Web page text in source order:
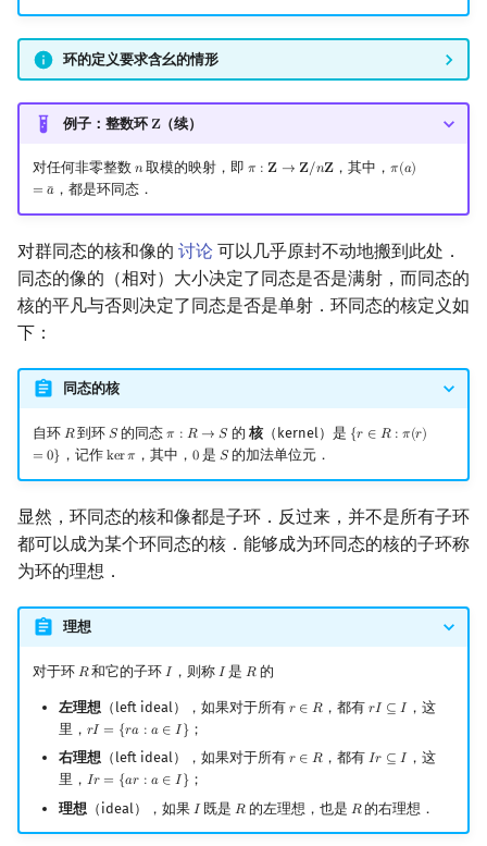
Powerful Number 筛
类欧几里德算法
Meissel–Lehmer 算法
连分数
二次域
Pell 方程
Prüfer 序列
最大团搜索算法
支配树
图上随机游走
环的定义要求含幺的情形
例子：整数环 𝐙
Z（续）
对任何非零整数 𝑛
n取模的映射，即𝜋 : 𝐙 → 𝐙/𝑛𝐙
π Z → Z/ nZ ，其中，𝜋(𝑎)
= ¯
𝑎
π(a)
，都是环同态．
对群同态的核和像的 讨论 可以几乎原封不动地搬到此处．
同态的像的（相对）大小决定了同态是否是满射，而同态的
核的平凡与否则决定了同态是否是单射．环同态的核定义如
下：
同态的核
自环 𝑅
R到环𝑆
S的同态𝜋 : 𝑅 → 𝑆
π R→ S 的 核（kernel）是 {𝑟 ∈ 𝑅 : 𝜋(𝑟)
= 0}
{r∈R :π( r )=0}
，记作 ker𝜋
kerπ ，其中， 0
0 是𝑆
S的加法单位元．
显然，环同态的核和像都是子环．反过来，并不是所有子环
都可以成为某个环同态的核．能够成为环同态的核的子环称
为环的理想．
理想
对于环 𝑅
R和它的子环𝐼
I，则称 𝐼
I是 𝑅
R的
左理想 （left ideal），如果对于所有 𝑟 ∈ 𝑅
r∈R ，都有 𝑟𝐼 ⊆ 𝐼
rI⊆I
，这
里， 𝑟𝐼 = {𝑟𝑎 : 𝑎 ∈ 𝐼}
rI= {ra:a∈ I}
；
右理想（left ideal），如果对于所有 𝑟 ∈ 𝑅
r∈R ，都有 𝐼𝑟 ⊆ 𝐼
Ir⊆I
，这
里， 𝐼𝑟 = {𝑎𝑟 : 𝑎 ∈ 𝐼}
Ir= {a r:a∈ I}
；
理想 （ideal），如果 𝐼
I既是 𝑅
R的左理想，也是 𝑅
R的右理想．